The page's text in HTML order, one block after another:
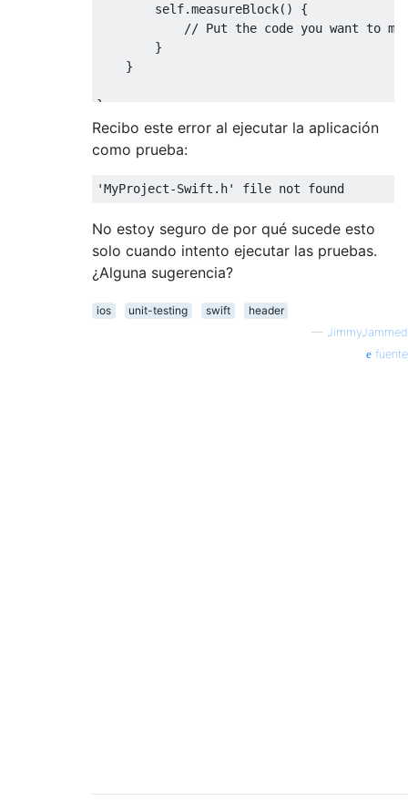
self.measureBlock()
{
// Put the code you want to
}
}
}
Recibo este error al ejecutar la aplicación
como prueba:
'MyProject-Swift . h' file not found
No estoy seguro de por qué sucede esto
solo cuando intento ejecutar las pruebas.
¿Alguna sugerencia?
ios unit-testing swift
header
— JimmyJammed
fuente